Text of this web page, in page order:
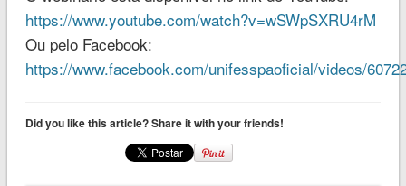
https://www.youtube.com/watch?v=wSWpSXRU4rM
Ou pelo Facebook:
https://www.facebook.com/unifesspaoficial/videos/
Did you like this article? Share it with your friends!